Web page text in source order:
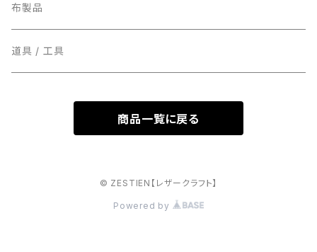
スタンダード
お財布
マネークリップ
布製品
道具 / 工具
商品一覧に戻る
© ZESTIEN【レザークラフト】
Powered by